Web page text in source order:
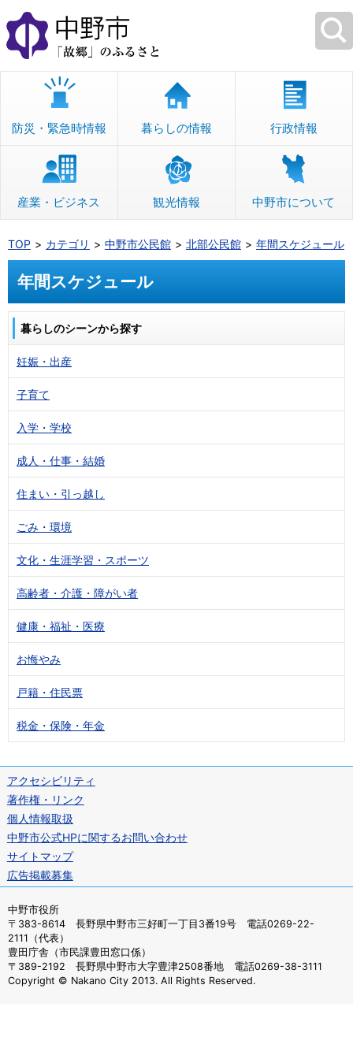
本
文
へ
移
防災・緊急時情報 暮らしの情報 行政情報
産業・ビジネス 観光情報 中野市について
TOP カテゴリ 中野市公民館 北部公民館 年間スケジュール
年間スケジュール
暮らしのシーンから探す
妊娠・出産
子育て
入学・学校
成人・仕事・結婚
住まい・引っ越し
ごみ・環境
文化・生涯学習・スポーツ
高齢者・介護・障がい者
健康・福祉・医療
お悔やみ
戸籍・住民票
税金・保険・年金
アクセシビリティ
著作権・リンク
個人情報取扱
中野市公式HPに関するお問い合わせ
サイトマップ
広告掲載募集
中野市役所
〒383-8614 長野県中野市三好町一丁目3番19号 電話0269-22-
2111（代表）
豊田庁舎（市民課豊田窓口係）
〒389-2192 長野県中野市大字豊津2508番地 電話0269-38-3111
Copyright © Nakano City 2013. All Rights Reserved.